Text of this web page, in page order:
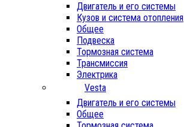
Двигатель и его системы
Кузов и система отопления
Общее
Подвеска
Тормозная система
Трансмиссия
Электрика
Vesta
Двигатель и его системы
Общее